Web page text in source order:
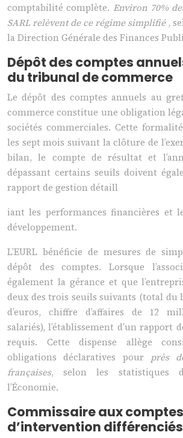
comptabilité complète. Environ 70%
SARL relèvent de ce régime simplifié ,
la Direction Générale des Finances
Dépôt des comptes
du tribunal de commerce
Le dépôt des comptes annuels au
commerce constitue une obligation
sociétés commerciales. Cette
les sept mois suivant la clôture de
bilan, le compte de résultat et
dépassant certains seuils doivent
rapport de gestion détaill
iant les performances financières et
développement.
L’EURL bénéficie de mesures de
dépôt des comptes. Lorsque
également la gérance et que
deux des trois seuils suivants (total du
d’euros, chiffre d’affaires de 12
salariés), l’établissement d’un rapport
requis. Cette dispense allège
obligations déclaratives pour
près
françaises, selon les statistiques
l’Économie.
Commissaire aux
d’intervention différenciés